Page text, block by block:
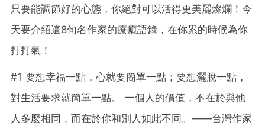
只要能調節好的心態，你絕對可以活得更美麗燦爛！今
天要介紹這8句名作家的療癒語錄，在你累的時候為你
打打氣！
#1 要想幸福一點，心就要簡單一點；要想灑脫一點，
對生活要求就簡單一點。 一個人的價值，不在於與他
人多麼相同，而在於你和別人如此不同。——台灣作家